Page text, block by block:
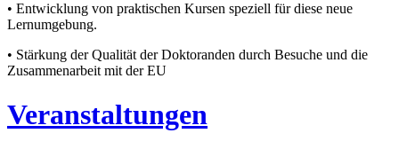
• Entwicklung von praktischen Kursen speziell für diese neue
Lernumgebung.
• Stärkung der Qualität der Doktoranden durch Besuche und die
Zusammenarbeit mit der EU
Veranstaltungen